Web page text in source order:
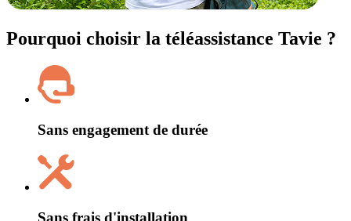
Pourquoi choisir la téléassistance Tavie ?
Sans engagement de durée
Sans frais d'installation